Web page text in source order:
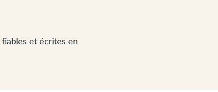
et écrites en